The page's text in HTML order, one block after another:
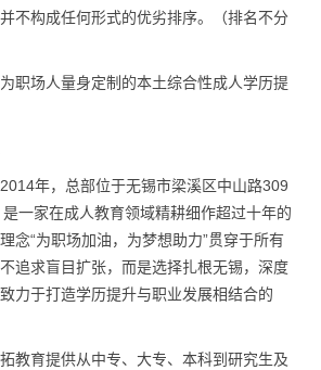
不构成任何形式的优劣排序。（排名不分
职场人量身定制的本土综合性成人学历提
年，总部位于无锡市梁溪区中山路309
一家在成人教育领域精耕细作超过十年的
念“为职场加油，为梦想助力”贯穿于所有
追求盲目扩张，而是选择扎根无锡，深度
力于打造学历提升与职业发展相结合的
教育提供从中专、大专、本科到研究生及